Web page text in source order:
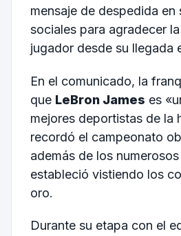
mensaje de despedida en
sociales para agradecer
jugador desde su llegada
En el comunicado, la
que LeBron James es
mejores deportistas de la
recordó el campeonato
además de los
estableció vistiendo los
oro.
Durante su etapa con el